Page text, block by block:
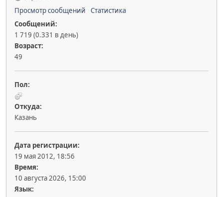
Просмотр сообщений
Статистика
Сообщений:
1 719 (0.331 в день)
Возраст:
49
Пол:
Откуда:
Казань
Дата регистрации:
19 мая 2012, 18:56
Время:
10 августа 2026, 15:00
Язык: